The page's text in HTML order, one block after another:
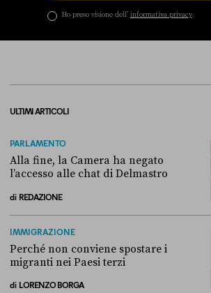
Ho preso visione dell’ informativa privacy
ULTIMI ARTICOLI
PARLAMENTO
Alla fine, la Camera ha negato
l’accesso alle chat di Delmastro
di REDAZIONE
IMMIGRAZIONE
Perché non conviene spostare i
migranti nei Paesi terzi
di LORENZO BORGA